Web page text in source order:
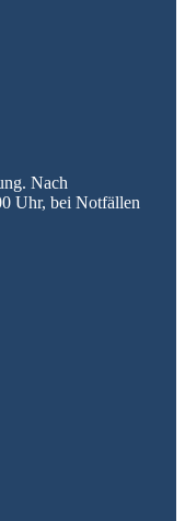
Nach
Uhr, bei Notfällen